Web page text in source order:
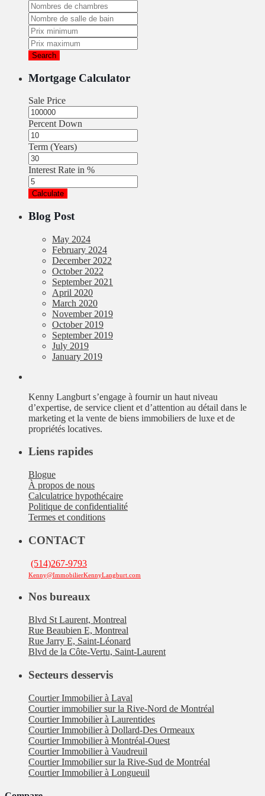
Search
Mortgage Calculator
Sale Price
Percent Down
Term (Years)
Interest Rate in %
Calculate
Blog Post
May 2024
February 2024
December 2022
October 2022
September 2021
April 2020
March 2020
November 2019
October 2019
September 2019
July 2019
January 2019
Kenny Langburt s’engage à fournir un haut niveau
d’expertise, de service client et d’attention au détail dans le
marketing et la vente de biens immobiliers de luxe et de
propriétés locatives.
Liens rapides
Blogue
À propos de nous
Calculatrice hypothécaire
Politique de confidentialité
Termes et conditions
CONTACT
(514)267-9793
Kenny@ImmobilierKennyLangburt.com
Nos bureaux
Blvd St Laurent, Montreal
Rue Beaubien E, Montreal
Rue Jarry E, Saint-Léonard
Blvd de la Côte-Vertu, Saint-Laurent
Secteurs desservis
Courtier Immobilier à Laval
Courtier immobilier sur la Rive-Nord de Montréal
Courtier Immobilier à Laurentides
Courtier Immobilier à Dollard-Des Ormeaux
Courtier Immobilier à Montréal-Ouest
Courtier Immobilier à Vaudreuil
Courtier Immobilier sur la Rive-Sud de Montréal
Courtier Immobilier à Longueuil